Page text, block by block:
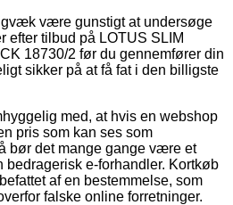
være gunstigt at undersøge
efter tilbud på LOTUS SLIM
18730/2 før du gennemfører din
sikker på at få fat i den billigste
med, at hvis en webshop
pris som kan ses som
bør det mange gange være et
bedragerisk e-forhandler. Kortkøb
af en bestemmelse, som
falske online forretninger.